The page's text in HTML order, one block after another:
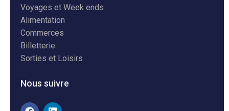
Voyages et Week ends
Alimentation
Commerces
Billetterie
Sorties et Loisirs
Nous suivre